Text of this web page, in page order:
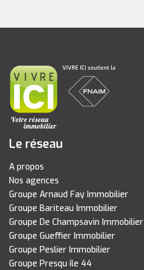
Le réseau
A propos
Nos agences
Groupe Arnaud Fay Immobilier
Groupe Bariteau Immobilier
Groupe De Champsavin Immobilier
Groupe Gueffier Immobilier
Groupe Peslier Immobilier
Groupe Presqu île 44